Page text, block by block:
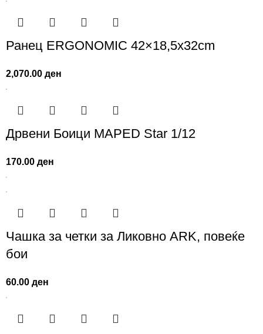
Ранец ERGONOMIC 42×18,5x32cm
2,070.00ден
Дрвени Боици MAPED Star 1/12
170.00ден
Чашка за четки за Ликовно ARK, повеќе
бои
60.00ден